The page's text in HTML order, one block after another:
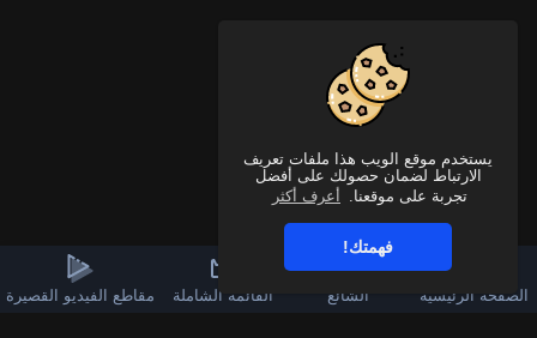
يستخدم موقع الويب هذا ملفات تعريف
الارتباط لضمان حصولك على أفضل
تجربة على موقعنا.
أعرف أكثر
فهمتك!
الصفحة الرئيسية الشائع القائمة الشاملة مقاطع الفيديو القصيرة